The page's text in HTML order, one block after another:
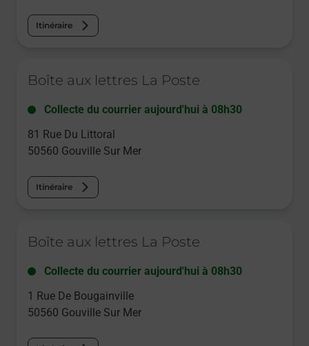
Itinéraire
Boîte aux lettres La Poste
Collecte du courrier aujourd'hui à 08h30
81 Rue Du Littoral
50560 Gouville Sur Mer
Itinéraire
Boîte aux lettres La Poste
Collecte du courrier aujourd'hui à 08h30
1 Rue De Bougainville
50560 Gouville Sur Mer